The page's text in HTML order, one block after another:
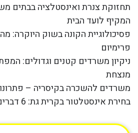
תחזוקת צנרת ואינסטלציה בבתים
המקיף לועד הבית
פסיכולוגיית הקונה בשוק היוקרה:
פרימיום
ניקיון משרדים קטנים וגדולים:
מנצחת
משרדים להשכרה בקיסריה –
בחירת אינסטלטור בקרית גת: 6 דברים שלא כדאי לפספס